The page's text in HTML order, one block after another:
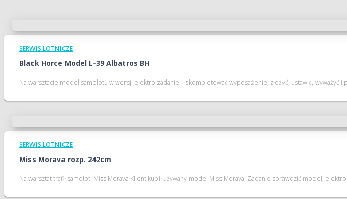
SERWIS LOTNICZE
Black Horce Model L-39 Albatros BH
Na warsztacie model samolotu w wersji elektro zadanie – skompletować wyposażenie, złożyć, ustawić, wyważyć
SERWIS LOTNICZE
Miss Morava rozp. 242cm
Na warsztat trafił samolot Miss Morava Klient kupił używany model Miss Morava. Zadanie sprawdzić model,